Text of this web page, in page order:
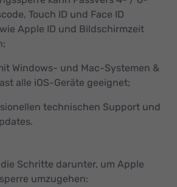
Touch ID und Face ID
Apple ID und Bildschirmzeit
Windows- und Mac-Systemen &
alle iOS-Geräte geeignet;
technischen Support und
Schritte darunter, um Apple
umzugehen: